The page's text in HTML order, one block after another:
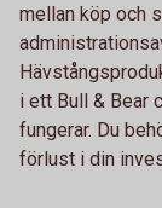
mellan köp och
i ett Bull & Bear
fungerar. Du
förlust i din